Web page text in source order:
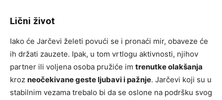
Lični život
Iako će Jarčevi želeti povući se i pronaći mir, obaveze će
ih držati zauzete. Ipak, u tom vrtlogu aktivnosti, njihov
partner ili voljena osoba pružiće im trenutke olakšanja
kroz neočekivane geste ljubavi i pažnje. Jarčevi koji su u
stabilnim vezama trebalo bi da se oslone na podršku svog